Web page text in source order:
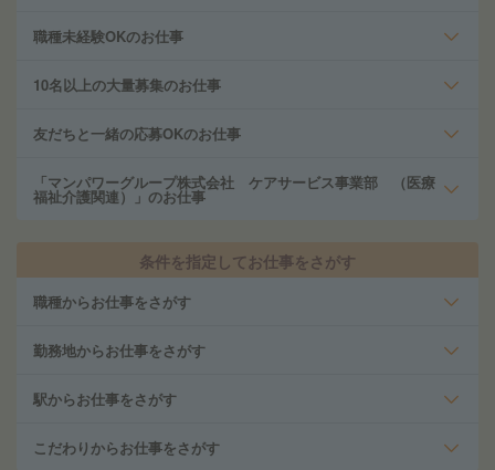
職種未経験OKのお仕事
10名以上の大量募集のお仕事
友だちと一緒の応募OKのお仕事
「マンパワーグループ株式会社 ケアサービス事業部 （医療
福祉介護関連）」のお仕事
条件を指定してお仕事をさがす
職種からお仕事をさがす
勤務地からお仕事をさがす
駅からお仕事をさがす
こだわりからお仕事をさがす